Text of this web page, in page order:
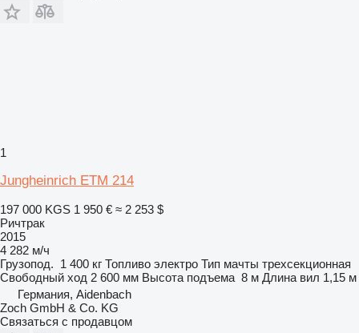
1
Jungheinrich ETM 214
197 000 KGS 1 950 € ≈ 2 253 $
Ричтрак
2015
4 282 м/ч
Грузопод. 1 400 кг Топливо электро Тип мачты трехсекционная
Свободный ход 2 600 мм Высота подъема 8 м Длина вил 1,15 м
Германия, Aidenbach
Zoch GmbH & Co. KG
Связаться с продавцом